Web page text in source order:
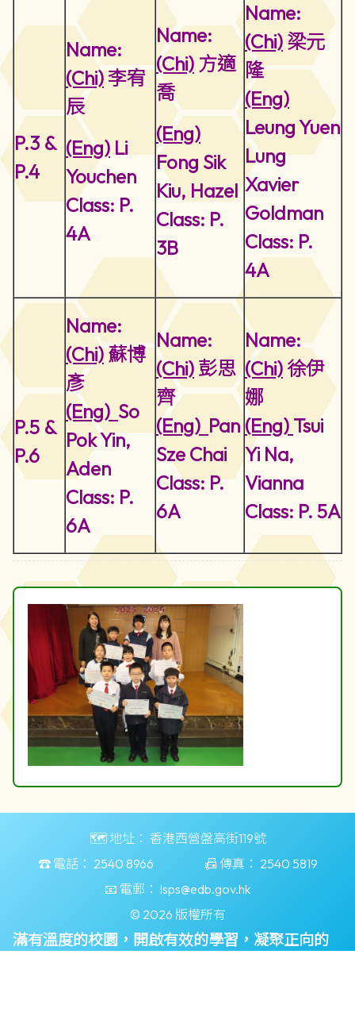
P.3 &
P.4
Name:
(Chi)李宥
辰
(Eng) Li
Youchen
Class: P.
4A
Name:
(Chi) 方適
喬
(Eng)
Fong Sik
Kiu, Hazel
Class: P.
3B
Name:
(Chi) 梁元
隆
(Eng)
Leung Yuen
Lung
Xavier
Goldman
Class: P.
4A
P.5 &
P.6
Name:
(Chi)蘇博
彥
(Eng) So
Pok Yin,
Aden
Class: P.
6A
Name:
(Chi) 彭思
齊
(Eng) Pan
Sze Chai
Class: P.
6A
Name:
(Chi)徐伊
娜
(Eng) Tsui
Yi Na,
Vianna
Class: P. 5A
🗺️ 地址： 香港西營盤高街119號
☎️ 電話： 2540 8966 📠 傳真： 2540 5819
📧 電郵： lsps@edb.gov.hk
© 2026 版權所有
滿有溫度的校園，開啟有效的學習，凝聚正向的